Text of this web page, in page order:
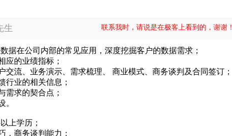
生 联系我时，请说是在极客上看到的，谢谢！
据在公司内部的常见应用，深度挖掘客户的数据需求；
应的业绩指标；
交流、业务演示、需求梳理、 商业模式、商务谈判及合同签订；
行业的相关信息；
需求的契合点；
。
上学历；
，商务谈判能力；